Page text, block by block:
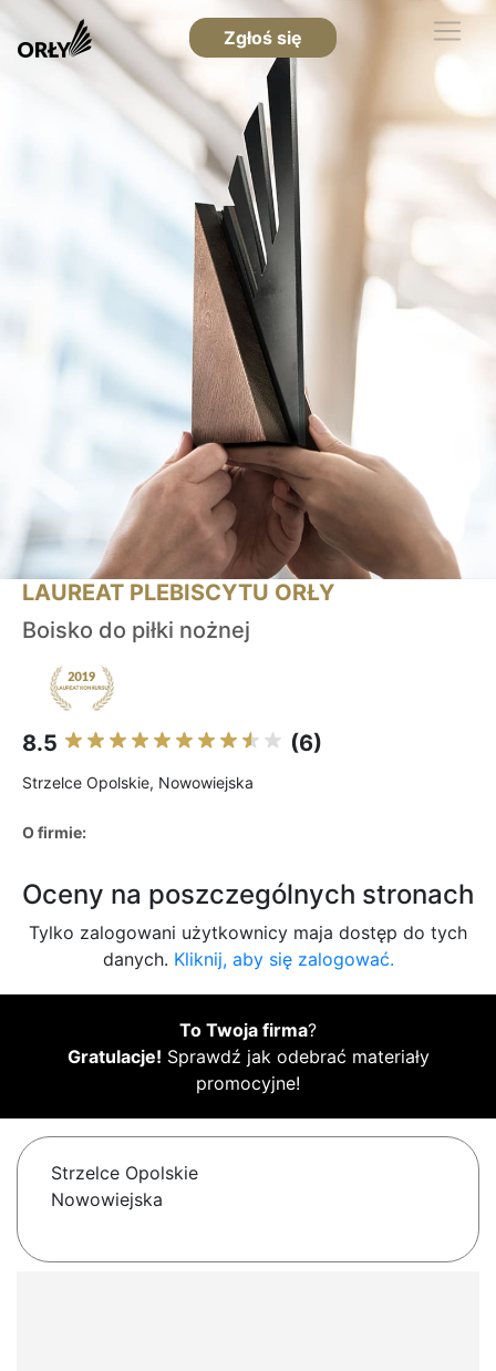
Zgłoś się
LAUREAT PLEBISCYTU ORŁY
Boisko do piłki nożnej
8.5 (6)
Strzelce Opolskie, Nowowiejska
O firmie:
Oceny na poszczególnych stronach
Tylko zalogowani użytkownicy maja dostęp do tych
danych. Kliknij, aby się zalogować.
To Twoja firma?
Gratulacje! Sprawdź jak odebrać materiały
promocyjne!
Strzelce Opolskie
Nowowiejska